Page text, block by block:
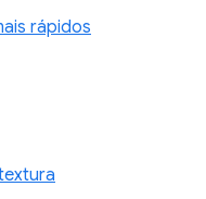
rápidos